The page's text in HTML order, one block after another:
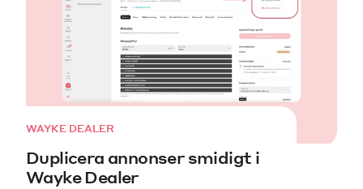
WAYKE DEALER
Duplicera annonser smidigt i
Wayke Dealer